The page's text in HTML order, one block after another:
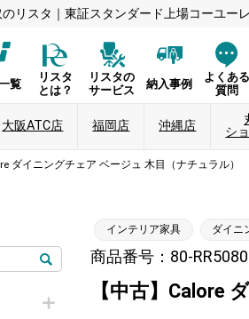
リスタ｜東証スタンダード上場コーユー
覧
リスタ
とは？
リスタの
サービス
納入事例
よくある
質問
大阪ATC店 福岡店 沖縄店
シ
ダイニングチェア ベージュ 木目（ナチュラル）
インテリア家具 ダイニ
商品番号：80-
【中古】Calore